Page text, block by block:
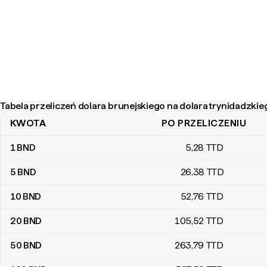
Tabela przeliczeń dolara brunejskiego na dolara
Tabela przeliczeń dolara brunejskiego na dolara trynidadzkiego
KWOTA PO PRZELICZENIU
1BND 5,28 TTD
5 BND 26,38 TTD
10 BND 52,76 TTD
20 BND 105,52 TTD
50 BND 263,79 TTD